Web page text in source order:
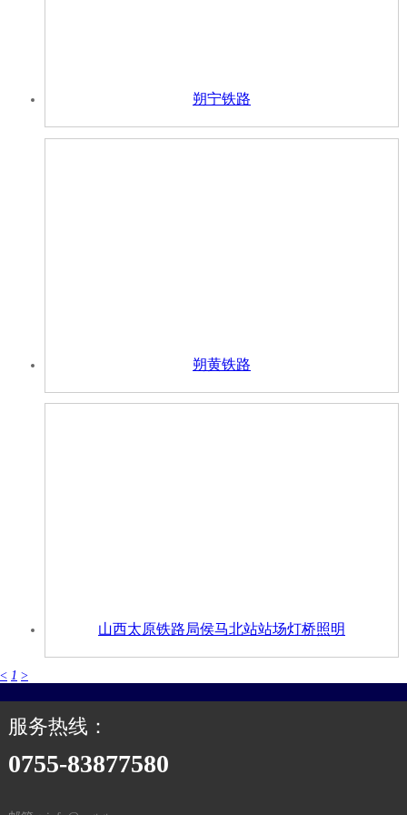
朔宁铁路
朔黄铁路
山西太原铁路局侯马北站站场灯桥照明
< 1 >
服务热线：
0755-83877580